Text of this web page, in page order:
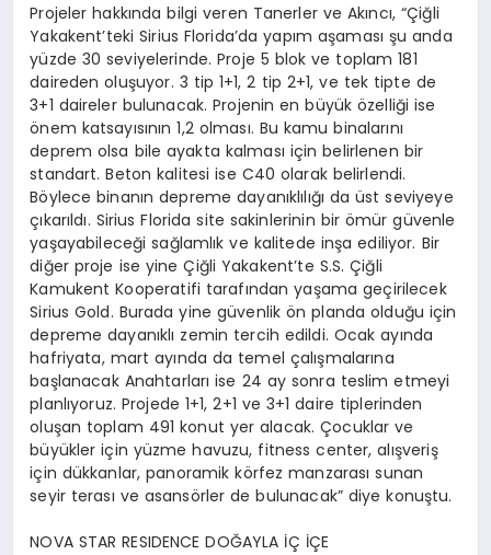
Projeler hakkında bilgi veren Tanerler ve Akıncı, “Çiğli
Yakakent’teki Sirius Florida’da yapım aşaması şu anda
yüzde 30 seviyelerinde. Proje 5 blok ve toplam 181
daireden oluşuyor. 3 tip 1+1, 2 tip 2+1, ve tek tipte de
3+1 daireler bulunacak. Projenin en büyük özelliği ise
önem katsayısının 1,2 olması. Bu kamu binalarını
deprem olsa bile ayakta kalması için belirlenen bir
standart. Beton kalitesi ise C40 olarak belirlendi.
Böylece binanın depreme dayanıklılığı da üst seviyeye
çıkarıldı. Sirius Florida site sakinlerinin bir ömür güvenle
yaşayabileceği sağlamlık ve kalitede inşa ediliyor. Bir
diğer proje ise yine Çiğli Yakakent’te S.S. Çiğli
Kamukent Kooperatifi tarafından yaşama geçirilecek
Sirius Gold. Burada yine güvenlik ön planda olduğu için
depreme dayanıklı zemin tercih edildi. Ocak ayında
hafriyata, mart ayında da temel çalışmalarına
başlanacak Anahtarları ise 24 ay sonra teslim etmeyi
planlıyoruz. Projede 1+1, 2+1 ve 3+1 daire tiplerinden
oluşan toplam 491 konut yer alacak. Çocuklar ve
büyükler için yüzme havuzu, fitness center, alışveriş
için dükkanlar, panoramik körfez manzarası sunan
seyir terası ve asansörler de bulunacak” diye konuştu.
NOVA STAR RESIDENCE DOĞAYLA İÇ İÇE